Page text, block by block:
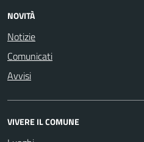
NOVITÀ
Notizie
Comunicati
Avvisi
VIVERE IL COMUNE